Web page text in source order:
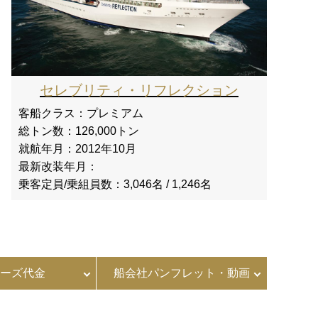
セレブリティ・リフレクション
客船クラス： プレミアム
総トン数： 126,000トン
就航年月： 2012年10月
最新改装年月：
乗客定員/乗組員数： 3,046名 / 1,246名
ズ代金 船会社パンフレット・動画